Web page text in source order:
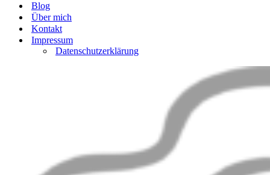
Blog
Über mich
Kontakt
Impressum
Datenschutzerklärung